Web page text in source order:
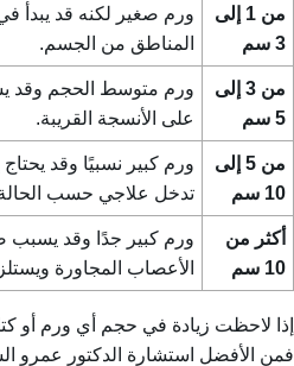
من 1 إلى
3 سم
ورم صغير لكنه قد يبدأ
المناطق من الجسم.
من 3 إلى
5 سم
ورم متوسط الحجم وقد
على الأنسجة القريبة.
من 5 إلى
10 سم
ورم كبير نسبيًا وقد
تدخل علاجي حسب
أكثر من
10 سم
ورم كبير جدًا وقد يسبب
الأعصاب المجاورة
إذا لاحظت زيادة في حجم أي ورم أو
فمن الأفضل استشارة الدكتور عمرو